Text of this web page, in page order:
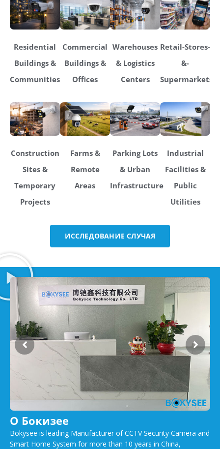
Residential
Buildings &
Communities
Commercial
Buildings &
Offices
Warehouses
& Logistics
Centers
Retail-Stores-
&-
Supermarkets
Construction
Sites &
Temporary
Projects
Farms &
Remote
Areas
Parking Lots
& Urban
Infrastructure
Industrial
Facilities &
Public
Utilities
ИССЛЕДОВАНИЕ СЛУЧАЯ
О Бокизее
Bokysee is leading Manufacturer of CCTV Security Camera and
Smart Home System for more than 10 years in China,